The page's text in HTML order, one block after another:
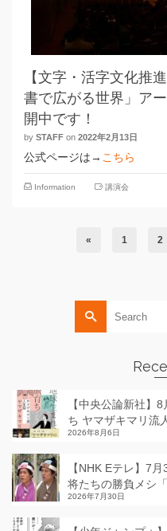
【文字・活字文化推
書で広がる世界」ア
開中です！
by STAFF on 2022年2月13日
公式ページは→ こちら
Information 講演会
« 1 2
Search
for:
【中央公論新社】
ち ヤマザキマリ流
2026年8月6日
【NHK Eテレ】7
将たちの勝負メシ
2026年7月30日